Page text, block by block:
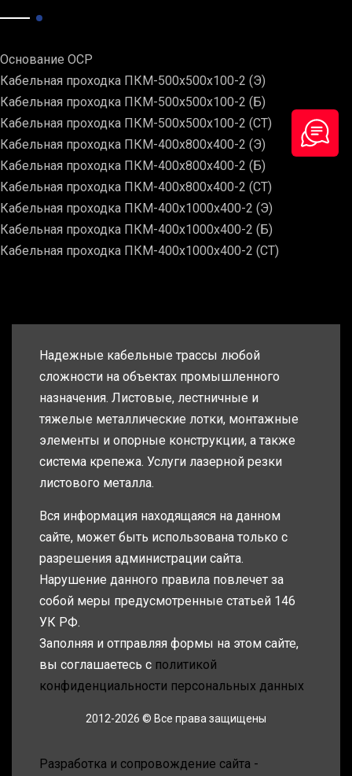
Основание ОСР
Кабельная проходка ПКМ-500х500х100-2 (Э)
Кабельная проходка ПКМ-500х500х100-2 (Б)
Кабельная проходка ПКМ-500х500х100-2 (СТ)
Кабельная проходка ПКМ-400х800х400-2 (Э)
Кабельная проходка ПКМ-400х800х400-2 (Б)
Кабельная проходка ПКМ-400х800х400-2 (СТ)
Кабельная проходка ПКМ-400х1000х400-2 (Э)
Кабельная проходка ПКМ-400х1000х400-2 (Б)
Кабельная проходка ПКМ-400х1000х400-2 (СТ)
Надежные кабельные трассы любой
сложности на объектах промышленного
назначения. Листовые, лестничные и
тяжелые металлические лотки, монтажные
элементы и опорные конструкции, а также
система крепежа. Услуги лазерной резки
листового металла.
Вся информация находящаяся на данном
сайте, может быть использована только с
разрешения администрации сайта.
Нарушение данного правила повлечет за
собой меры предусмотренные статьей 146
УК РФ.
Заполняя и отправляя формы на этом сайте,
вы соглашаетесь с политикой
конфиденциальности персональных данных
2012-2026 © Все права защищены
Разработка и сопровождение сайта -